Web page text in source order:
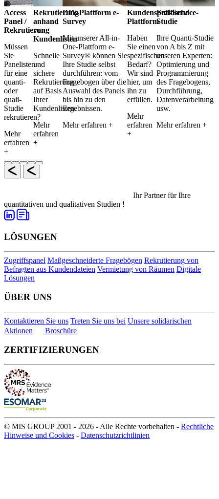
Access
Panel /
Rekrutierung
Müssen
Sie
Panelisten
für eine
quanti-
oder
quali-
Studie
rekrutieren?
Mehr
erfahren
+
Rekrutierung
anhand
von
Kundenlisten
Schnelle
und
sichere
Rekrutierung
auf Basis
Ihrer
Kundenlisten.
Mehr
erfahren
+
DIY-Plattform e-
Survey
Mit unserer All-in-
One-Plattform e-
Survey® können Sie
Ihre Studie selbst
durchführen: vom
Fragebogen über die
Auswahl des Panels
bis hin zu den
Ergebnissen.
Mehr erfahren +
Kundenspezifische
Plattform
Haben
Sie einen
spezifischen
Bedarf?
Wir sind
hier, um
ihn zu
erfüllen.
Mehr
erfahren
+
Full-Service-
Studie
Ihre Quanti-Studie
von A bis Z mit
unseren Experten:
Optimierung und
Programmierung
des Fragebogens,
Durchführung,
Datenverarbeitung
usw.
Mehr erfahren +
Ihr Partner für Ihre
quantitativen und qualitativen Studien !
LÖSUNGEN
Zugriffspanel Maßgeschneiderte Fragebögen Rekrutierung von
Befragten aus Kundendateien Vermietung von Räumen Digitale
Lösungen
ÜBER UNS
Kontaktieren Sie uns Treten Sie uns bei Unsere solidarischen
Aktionen
Broschüre
ZERTIFIZIERUNGEN
© MIS GROUP 2001 - 2026 - Alle Rechte vorbehalten - Rechtliche
Hinweise und Cookies - Datenschutzrichtlinien